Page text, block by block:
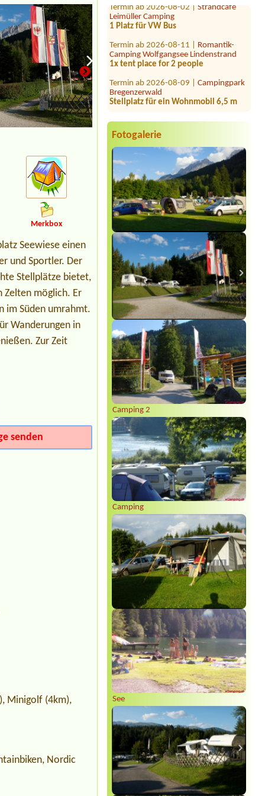
1 Platz für VW Bus
Termin ab 2026-08-11 |
Camping Wolfgangsee Lindenstrand
1x tent place for 2 people
Termin ab 2026-08-09 |Campingpark
Bregenzerwald
Stellplatz für ein Wohnmobil 6,5 m
Termin ab 2026-08-28 |
Leimüller Camping
nein1x
Termin ab 2026-08-10 |Strandcafé
Leimüller Camping
1 PKW mit Dachzelt, 2 Personen
Termin ab 2026-09-28 |Seecamp Zell
am See
1 Stellplatz für Wohnmobil 6,99m,
Strom ,Wasser
Termin ab 2026-08-07 |Komfort
Campingpark Burgstaller
JaJa
Fotogalerie
Camping 2
Camping
See
Camping 2
Merkbox
Seewiese einen
und Sportler. Der
Stellplätze bietet,
Zelten möglich. Er
im Süden umrahmt.
Wanderungen in
Zur Zeit
senden
Minigolf (4km),
Nordic